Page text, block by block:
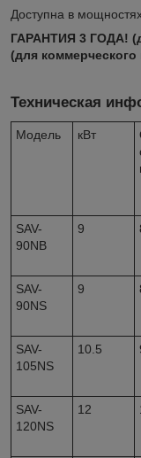
Доступна в
ГАРАНТИЯ 3 ГОДА!
(для
Техническая
Модель кВт
SAV-
90NB
9
SAV-
90NS
9
SAV-
105NS
10.5
SAV-
120NS
12